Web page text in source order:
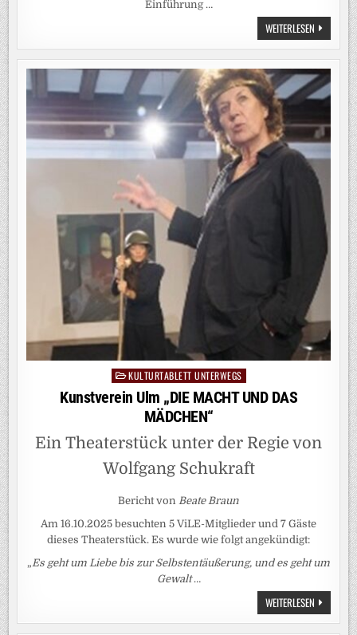
Einführung …
WEITERLESENGISELLE
–
EIN
BALLETT
IM
THEATER
ULM
Posted
in
KULTURTABLETT UNTERWEGS
Kunstverein Ulm „DIE MACHT UND DAS
MÄDCHEN“
Ein Theaterstück unter der Regie von
Wolfgang Schukraft
Bericht von Beate Braun
Am 16.10.2025 besuchten 5 ViLE-Mitglieder und 7 Gäste
dieses Theaterstück. Es wurde wie folgt angekündigt:
„Es geht um Liebe bis zur Selbstentäußerung, und es geht um
Gewalt…
WEITERLESEN
ULM
„DIE